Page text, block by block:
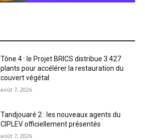
Tône 4 : le Projet BRICS distribue 3 427
plants pour accélérer la restauration du
couvert végétal
août 7, 2026
Tandjouaré 2 : les nouveaux agents du
CIPLEV officiellement présentés
août 7, 2026